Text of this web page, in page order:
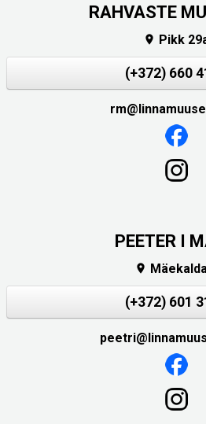
RAHVASTE
 Pikk
(+372) 660
PEETER I

(+372) 601